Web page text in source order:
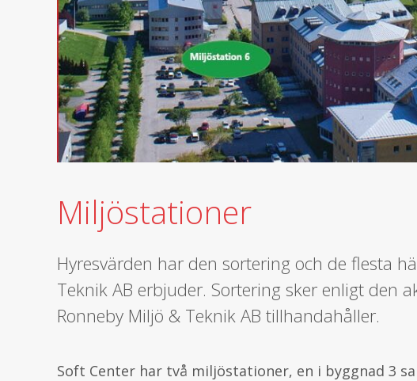
Miljöstationer
Hyresvärden har den sortering och de flesta
Teknik AB erbjuder. Sortering sker enligt den
Ronneby Miljö & Teknik AB tillhandahåller.
Soft Center har två miljöstationer, en i byggnad 3